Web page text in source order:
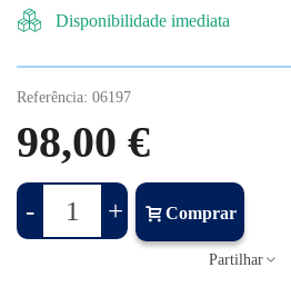
Disponibilidade imediata
Referência: 06197
98,00 €
- + Comprar
Partilhar